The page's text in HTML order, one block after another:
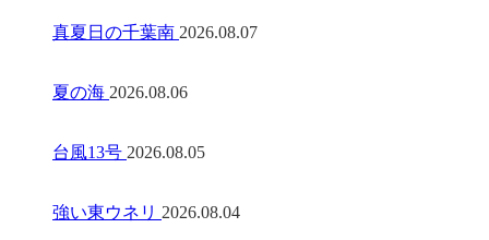
真夏日の千葉南 2026.08.07
夏の海 2026.08.06
台風13号 2026.08.05
強い東ウネリ 2026.08.04